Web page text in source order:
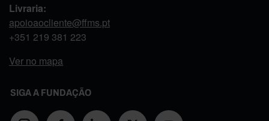
Livraria:
apoioaocliente@ffms.pt
+351 219 381 223
Ver no mapa
SIGA A FUNDAÇÃO